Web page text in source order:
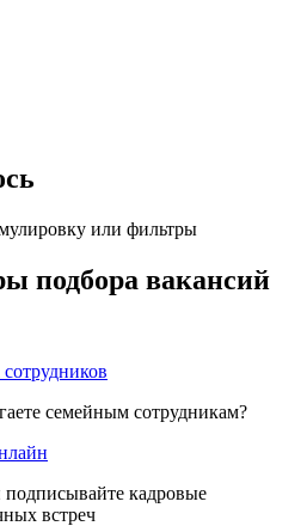
или фильтры
подбора вакансий
семейным сотрудникам?
подписывайте кадровые
встреч